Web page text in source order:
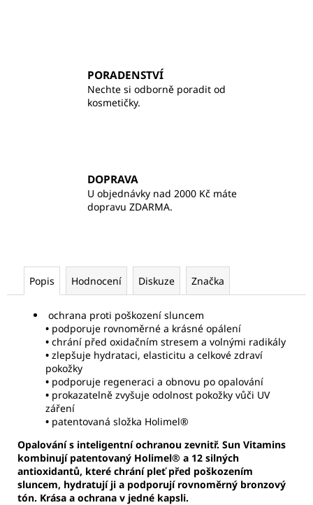
PORADENSTVÍ
Nechte si odborně poradit od
kosmetičky.
DOPRAVA
U objednávky nad 2000 Kč máte
dopravu ZDARMA.
Popis Hodnocení Diskuze Značka
ochrana proti poškození sluncem
• podporuje rovnoměrné a krásné opálení
• chrání před oxidačním stresem a volnými radikály
• zlepšuje hydrataci, elasticitu a celkové zdraví
pokožky
• podporuje regeneraci a obnovu po opalování
• prokazatelně zvyšuje odolnost pokožky vůči UV
záření
• patentovaná složka Holimel®
Opalování s inteligentní ochranou zevnitř. Sun Vitamins
kombinují patentovaný Holimel® a 12 silných
antioxidantů, které chrání pleť před poškozením
sluncem, hydratují ji a podporují rovnoměrný bronzový
tón. Krása a ochrana v jedné kapsli.